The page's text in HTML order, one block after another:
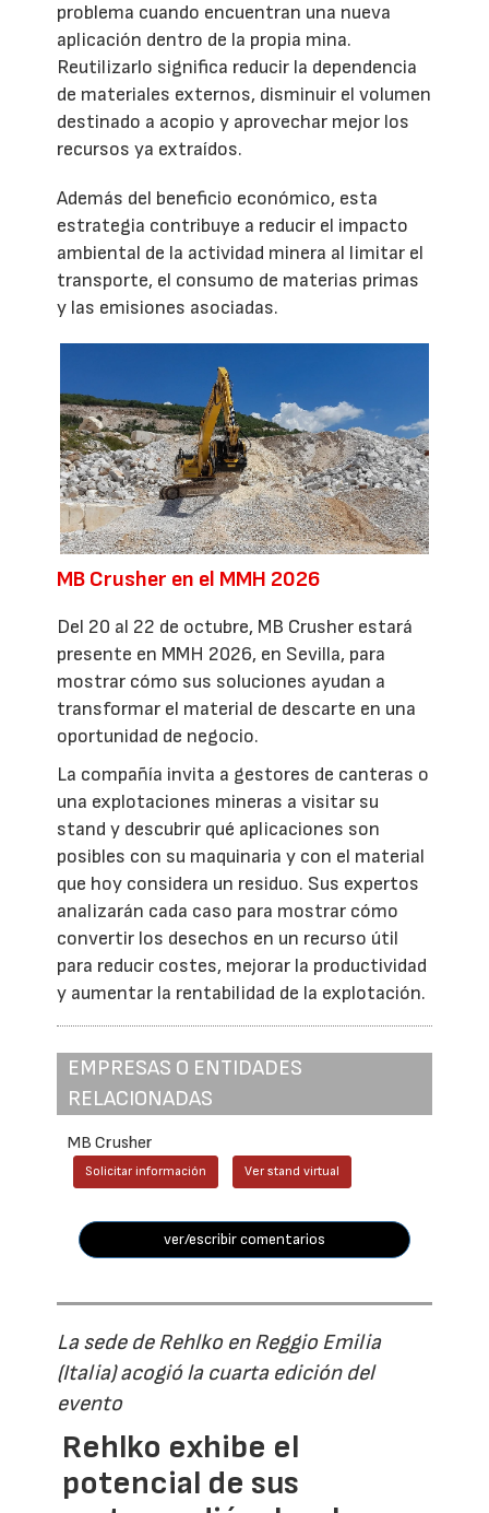
problema cuando encuentran una nueva
aplicación dentro de la propia mina.
Reutilizarlo significa reducir la dependencia
de materiales externos, disminuir el volumen
destinado a acopio y aprovechar mejor los
recursos ya extraídos.
Además del beneficio económico, esta
estrategia contribuye a reducir el impacto
ambiental de la actividad minera al limitar el
transporte, el consumo de materias primas
y las emisiones asociadas.
MB Crusher en el MMH 2026
Del 20 al 22 de octubre, MB Crusher estará
presente en MMH 2026, en Sevilla, para
mostrar cómo sus soluciones ayudan a
transformar el material de descarte en una
oportunidad de negocio.
La compañía invita a gestores de canteras o
una explotaciones mineras a visitar su
stand y descubrir qué aplicaciones son
posibles con su maquinaria y con el material
que hoy considera un residuo. Sus expertos
analizarán cada caso para mostrar cómo
convertir los desechos en un recurso útil
para reducir costes, mejorar la productividad
y aumentar la rentabilidad de la explotación.
EMPRESAS O ENTIDADES
RELACIONADAS
MB Crusher
Solicitar información Ver stand virtual
ver/escribir comentarios
La sede de Rehlko en Reggio Emilia
(Italia) acogió la cuarta edición del
evento
Rehlko exhibe el
potencial de sus